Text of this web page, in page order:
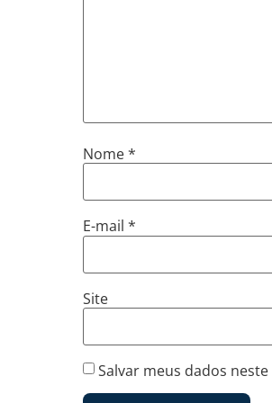
Nome*
E-mail *
Site
Salvar meus dados